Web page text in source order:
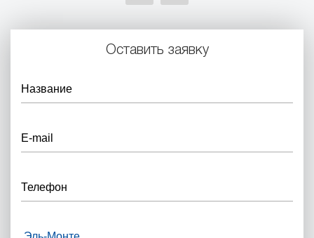
Оставить заявку